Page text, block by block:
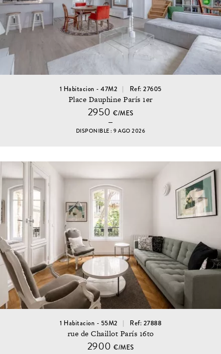
1 Habitacion - 47M2 Ref: 27605
Place Dauphine París 1er
2950 €/MES
DISPONIBLE : 9 AGO 2026
1 Habitacion - 55M2 Ref: 27888
rue de Chaillot París 16to
2900 €/MES